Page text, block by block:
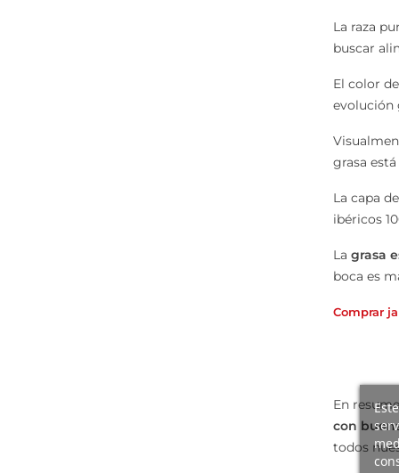
La raza
buscar
El color
evolución
grasa
La capa
ibéricos
La grasa
boca es
Comprar
En
con
todos